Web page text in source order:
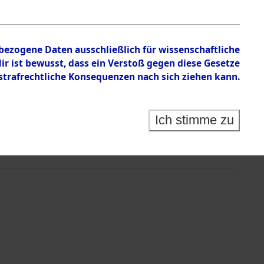
Daten ausschließlich für wissenschaftliche
bewusst, dass ein Verstoß gegen diese Gesetze
Konsequenzen nach sich ziehen kann.
Ich stimme zu